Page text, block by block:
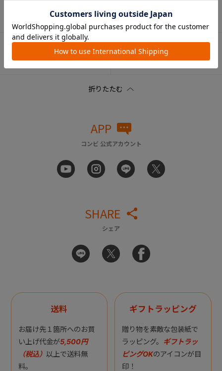
連（部品）
品）
ベビートイ（部
ペット用品（部
品）
APP
コンビ 公式アカウント
SHARE
シェア
送料
お届け先１箇所へのお買
い上げ代金が5,500円
（税込） 以上で送料無
料。
ギフトラッピング
贈り物を素敵な包装紙で
ラッピング。 ギフトラッ
ピングOKのアイコンが目
印！